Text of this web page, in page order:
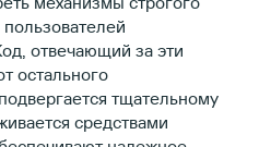
отвечающий за эти
остального
тщательному
средствами